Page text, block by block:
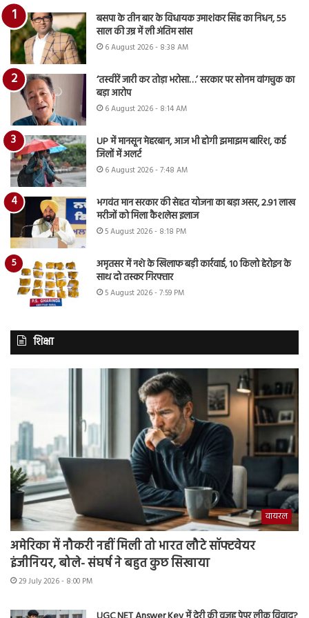
बसपा के तीन बार के विधायक उमाशंकर सिंह का निधन, 55
साल की उम्र में ली अंतिम सांस
6 August 2026 - 8:38 AM
‘तस्वीरें जारी कर तोड़ा भरोसा…’ सरकार पर सोनम वांगचुक का
बड़ा आरोप
6 August 2026 - 8:14 AM
UP में मानसून मेहरबान, आज भी होगी झमाझम बारिश, कई
जिलों में अलर्ट
6 August 2026 - 7:48 AM
भगवंत मान सरकार की सेहत योजना का बड़ा असर, 2.91 लाख
मरीजों को मिला कैशलेस इलाज
5 August 2026 - 8:18 PM
अमृतसर में नशे के खिलाफ बड़ी कार्रवाई, 10 किलो हेरोइन के
साथ दो तस्कर गिरफ्तार
5 August 2026 - 7:59 PM
शिक्षा
वायरल
अमेरिका में नौकरी नहीं मिली तो भारत लौटे सॉफ्टवेयर
इंजीनियर, बोले- संघर्ष ने बहुत कुछ सिखाया
29 July 2026 - 8:00 PM